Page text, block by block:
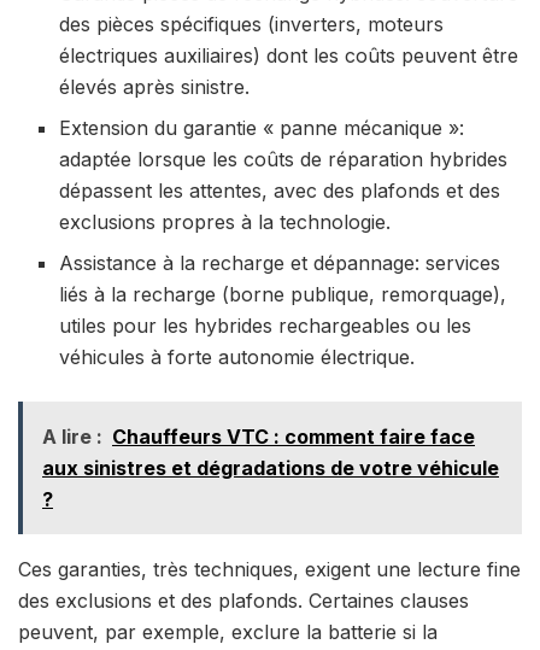
des pièces spécifiques (inverters, moteurs
électriques auxiliaires) dont les coûts peuvent être
élevés après sinistre.
Extension du garantie « panne mécanique »:
adaptée lorsque les coûts de réparation hybrides
dépassent les attentes, avec des plafonds et des
exclusions propres à la technologie.
Assistance à la recharge et dépannage: services
liés à la recharge (borne publique, remorquage),
utiles pour les hybrides rechargeables ou les
véhicules à forte autonomie électrique.
A lire : Chauffeurs VTC : comment faire face
aux sinistres et dégradations de votre véhicule
?
Ces garanties, très techniques, exigent une lecture fine
des exclusions et des plafonds. Certaines clauses
peuvent, par exemple, exclure la batterie si la